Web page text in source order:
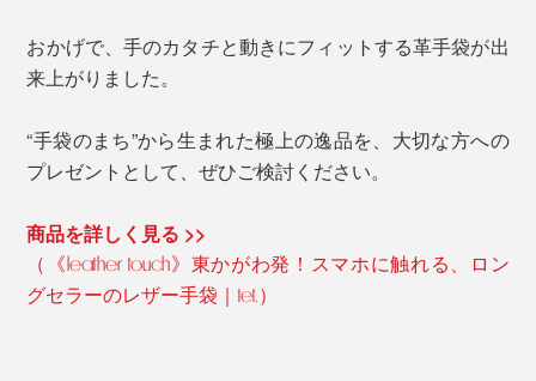
おかげで、手のカタチと動きにフィットする革手袋が出
来上がりました。
“手袋のまち”から生まれた極上の逸品を、大切な方への
プレゼントとして、ぜひご検討ください。
商品を詳しく見る >>
（《leather touch》東かがわ発！スマホに触れる、ロン
グセラーのレザー手袋｜tet.）